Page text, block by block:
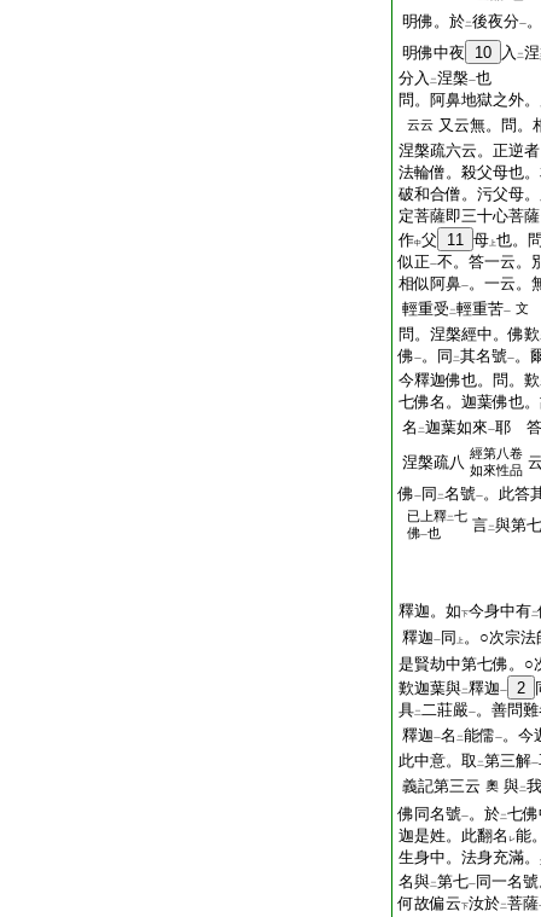
明佛。於二後夜分一
明佛中夜
10 入 二
分入 二涅槃一也
問。阿鼻地獄之外
云云 又云無。問。
涅槃疏六云。正逆
法輪僧。殺父母也
破和合僧。污父母
定菩薩即三十心菩
作中父 11 母 上也。
似正一不。答一云。
相似阿鼻一。一云。
輕重受 二輕重苦一 文
問。涅槃經中。佛歎
佛一。同 二其名號一。
今釋迦佛也。問。歎
七佛名。迦葉佛也
名 二迦葉如來一耶 答
涅槃疏八 經第八卷
如來性品
佛一 同 二名號一。此答
已上釋二七
佛一也 言二與第
釋迦。如下今身中有二
釋迦一 同 上 。○次宗法
是賢劫中第七佛。○
歎迦葉與二釋迦一 2
具二二莊嚴一。善問
釋迦一名 二能儒一。今
此中意。取 二第三解一
義記第三云 奧 與二
佛同名號一。於二七
迦是姓。此翻名 レ能
生身中。法身充滿
名與二第七一 同一名
何故偏云下汝於二菩薩